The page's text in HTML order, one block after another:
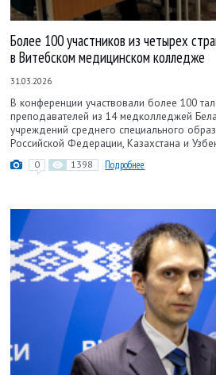
Более 100 участников из четырех
в Витебском медицинском колледже
31.03.2026
В конференции участвовали более 100
преподавателей из 14 медколледжей
учреждений среднего специального
Российской Федерации, Казахстана и
0 1398 Подробнее